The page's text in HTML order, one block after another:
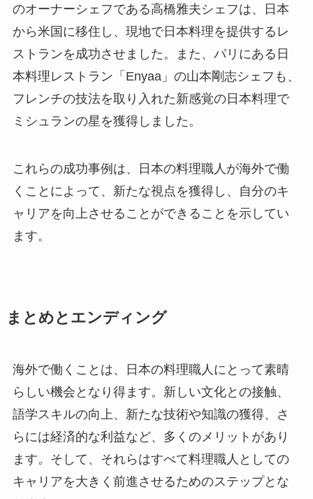
のオーナーシェフである高橋雅夫シェフは、日本
から米国に移住し、現地で日本料理を提供するレ
ストランを成功させました。また、パリにある日
本料理レストラン「Enyaa」の山本剛志シェフも、
フレンチの技法を取り入れた新感覚の日本料理で
ミシュランの星を獲得しました。
これらの成功事例は、日本の料理職人が海外で働
くことによって、新たな視点を獲得し、自分のキ
ャリアを向上させることができることを示してい
ます。
まとめとエンディング
海外で働くことは、日本の料理職人にとって素晴
らしい機会となり得ます。新しい文化との接触、
語学スキルの向上、新たな技術や知識の獲得、さ
らには経済的な利益など、多くのメリットがあり
ます。そして、それらはすべて料理職人としての
キャリアを大きく前進させるためのステップとな